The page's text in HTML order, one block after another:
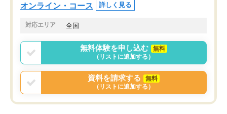
オンライン・コース 詳しく見る
対応エリア 全国
無料体験を申し込む
無料
（リストに追加する）
資料を請求する
無料
（リストに追加する）